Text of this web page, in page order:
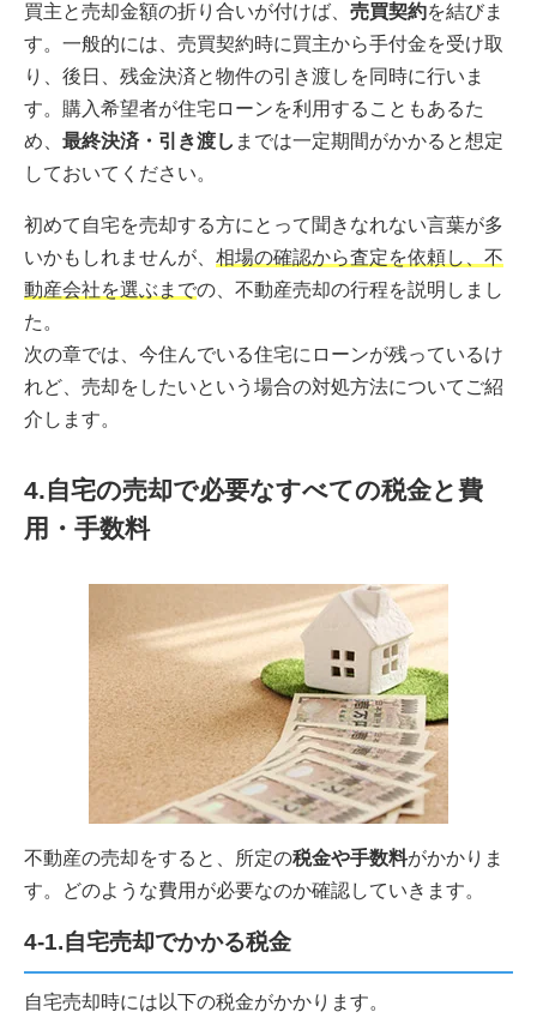
買主と売却金額の折り合いが付けば、 売買契約を結びま
す。一般的には、売買契約時に買主から手付金を受け取
り、後日、残金決済と物件の引き渡しを同時に行いま
す。購入希望者が住宅ローンを利用することもあるた
め、 最終決済・引き渡し までは一定期間がかかると想定
しておいてください。
初めて自宅を売却する方にとって聞きなれない言葉が多
いかもしれませんが、 相場の確認から査定を依頼し、不
動産会社を選ぶまでの、不動産売却の行程を説明しまし
た。
次の章では、今住んでいる住宅にローンが残っているけ
れど、売却をしたいという場合の対処方法についてご紹
介します。
4.自宅の売却で必要なすべての税金と費
用・手数料
不動産の売却をすると、所定の税金や手数料がかかりま
す。どのような費用が必要なのか確認していきます。
4-1.自宅売却でかかる税金
自宅売却時には以下の税金がかかります。